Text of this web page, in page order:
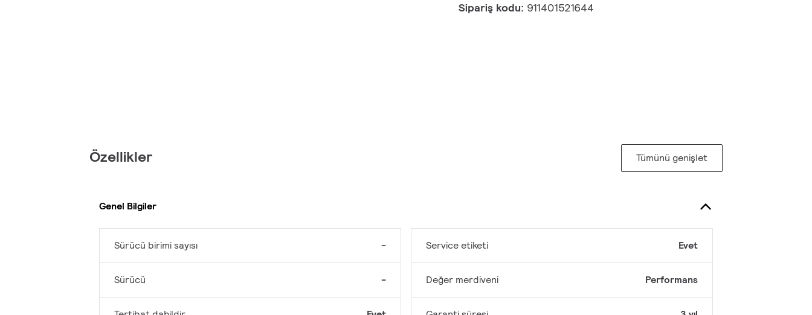
Sipariş kodu: 911401521644
Özellikler Tümünü genişlet
Genel Bilgiler
Sürücü birimi sayısı -
Sürücü -
Service etiketi Evet
Değer merdiveni Performans